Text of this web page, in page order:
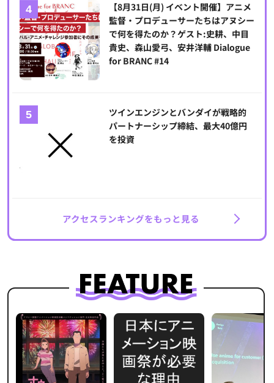
【8月31日(月) イベント開催】アニメ
監督・プロデューサーたちはアヌシー
で何を得たのか？ゲスト:史耕、中目
貴史、森山愛弓、安井洋輔 Dialogue
for BRANC #14
ツインエンジンとバンダイが戦略的
パートナーシップ締結、最大40億円
を投資
アクセスランキングをもっと見る